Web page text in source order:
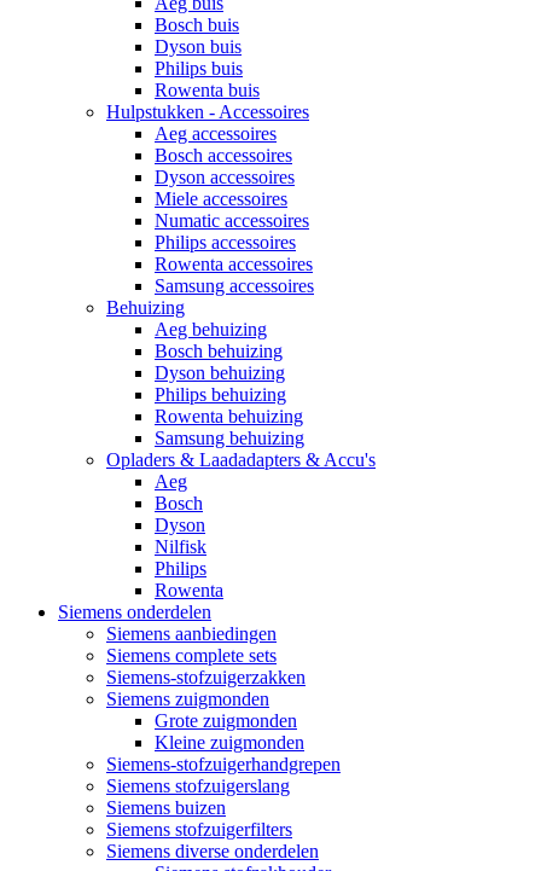
Bosch buis
Dyson buis
Philips buis
Rowenta buis
Hulpstukken - Accessoires
Aeg accessoires
Bosch accessoires
Dyson accessoires
Miele accessoires
Numatic accessoires
Philips accessoires
Rowenta accessoires
Samsung accessoires
Behuizing
Aeg behuizing
Bosch behuizing
Dyson behuizing
Philips behuizing
Rowenta behuizing
Samsung behuizing
Opladers & Laadadapters & Accu's
Aeg
Bosch
Dyson
Nilfisk
Philips
Rowenta
Siemens onderdelen
Siemens aanbiedingen
Siemens complete sets
Siemens-stofzuigerzakken
Siemens zuigmonden
Grote zuigmonden
Kleine zuigmonden
Siemens-stofzuigerhandgrepen
Siemens stofzuigerslang
Siemens buizen
Siemens stofzuigerfilters
Siemens diverse onderdelen